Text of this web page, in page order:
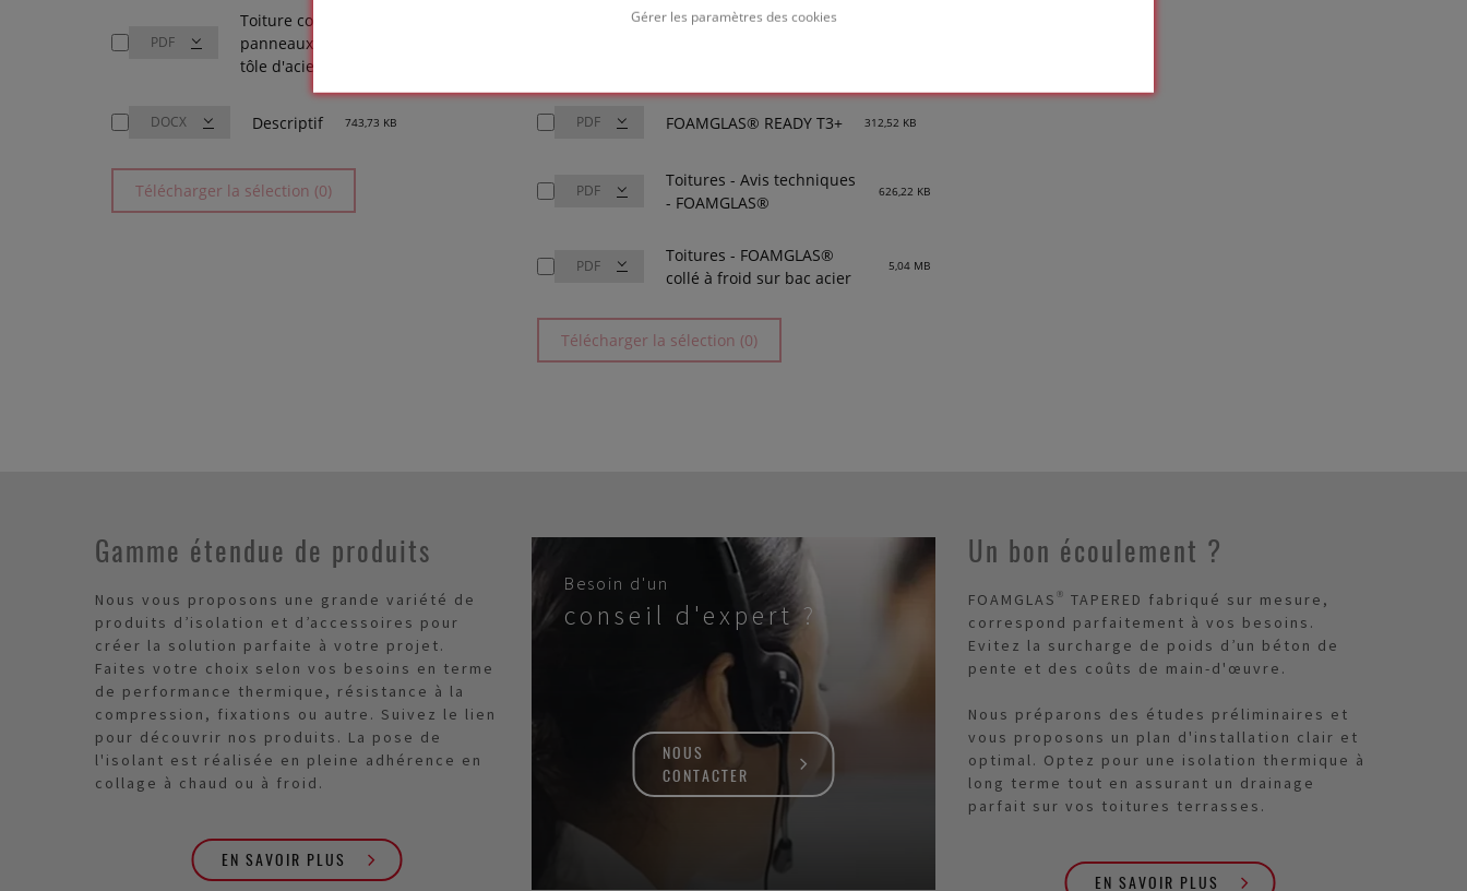
Gérer les paramètres des cookies
Toiture compacte avec
panneaux solaires sur
tôle d'acier nervurée
Descriptif 743,73 KB
Télécharger la sélection (0)
Tout sélectionner
FOAMGLAS® READY T3+ 312,52 KB
Toitures - Avis techniques
- FOAMGLAS®
626,22 KB
Toitures - FOAMGLAS®
collé à froid sur bac acier
5,04 MB
Télécharger la sélection (0)
Gamme étendue de produits
Nous vous proposons une grande variété de
produits d’isolation et d’accessoires pour
créer la solution parfaite à votre projet.
Faites votre choix selon vos besoins en terme
de performance thermique, résistance à la
compression, fixations ou autre. Suivez le lien
pour découvrir nos produits. La pose de
l'isolant est réalisée en pleine adhérence en
collage à chaud ou à froid.
EN SAVOIR PLUS
Besoin d'un
conseil d'expert ?
NOUS
CONTACTER
Un bon écoulement ?
FOAMGLAS® TAPERED fabriqué sur mesure,
correspond parfaitement à vos besoins.
Evitez la surcharge de poids d’un béton de
pente et des coûts de main-d'œuvre.
Nous préparons des études préliminaires et
vous proposons un plan d'installation clair et
optimal. Optez pour une isolation thermique à
long terme tout en assurant un drainage
parfait sur vos toitures terrasses.
EN SAVOIR PLUS